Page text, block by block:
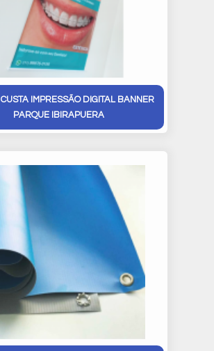
IMPRESSÃO DIGITAL BANNER
PARQUE IBIRAPUERA